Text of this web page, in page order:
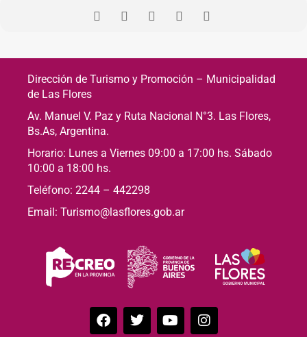
Dirección de Turismo y Promoción – Municipalidad
de Las Flores
Av. Manuel V. Paz y Ruta Nacional N°3. Las Flores,
Bs.As, Argentina.
Horario: Lunes a Viernes 09:00 a 17:00 hs. Sábado
10:00 a 18:00 hs.
Teléfono: 2244 – 442298
Email: Turismo@lasflores.gob.ar